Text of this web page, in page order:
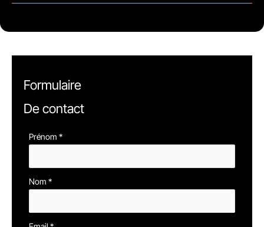
Formulaire
De contact
Formulaire
avec
téléphone
Prénom *
Nom *